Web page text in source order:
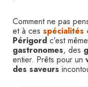
Comment ne pas
et à ces spécialités
Périgord c’est
gastronomes, des
entier. Prêts pour un
des saveurs